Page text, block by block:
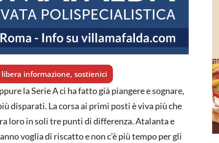
informazione, sostienici
la Serie A ci ha fatto già piangere e sognare,
disparati. La corsa ai primi posti è viva più che
loro in soli tre punti di differenza. Atalanta e
voglia di riscatto e non c’è più tempo per gli